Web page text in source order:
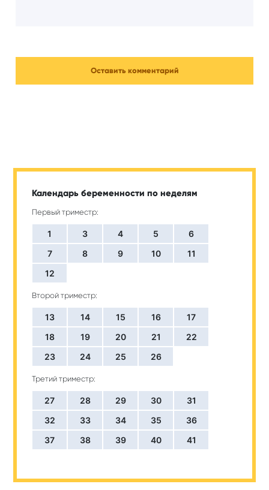
Календарь беременности по неделям
Первый триместр:
1 3 4 5
6
7
8 9 10
11
12
Второй триместр:
13 14 15 16
17
18
19 20 21
22
23
24 25 26
Третий триместр:
27 28 29 30
31
32
33 34 35
36
37
38 39 40 41